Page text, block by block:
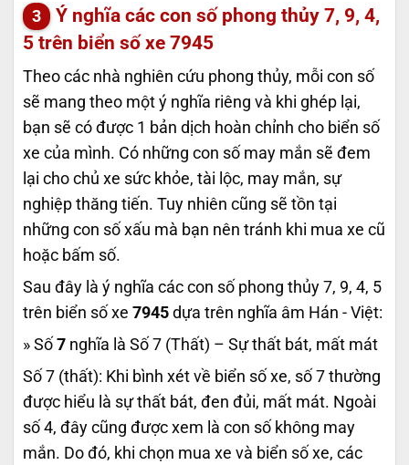
Ý nghĩa các con số phong thủy 7, 9, 4,
5 trên biển số xe 7945
Theo các nhà nghiên cứu phong thủy, mỗi con số
sẽ mang theo một ý nghĩa riêng và khi ghép lại,
bạn sẽ có được 1 bản dịch hoàn chỉnh cho biển số
xe của mình. Có những con số may mắn sẽ đem
lại cho chủ xe sức khỏe, tài lộc, may mắn, sự
nghiệp thăng tiến. Tuy nhiên cũng sẽ tồn tại
những con số xấu mà bạn nên tránh khi mua xe cũ
hoặc bấm số.
Sau đây là ý nghĩa các con số phong thủy 7, 9, 4, 5
trên biển số xe 7945 dựa trên nghĩa âm Hán - Việt:
» Số 7 nghĩa là Số 7 (Thất) – Sự thất bát, mất mát
Số 7 (thất): Khi bình xét về biển số xe, số 7 thường
được hiểu là sự thất bát, đen đủi, mất mát. Ngoài
số 4, đây cũng được xem là con số không may
mắn. Do đó, khi chọn mua xe và biển số xe, các